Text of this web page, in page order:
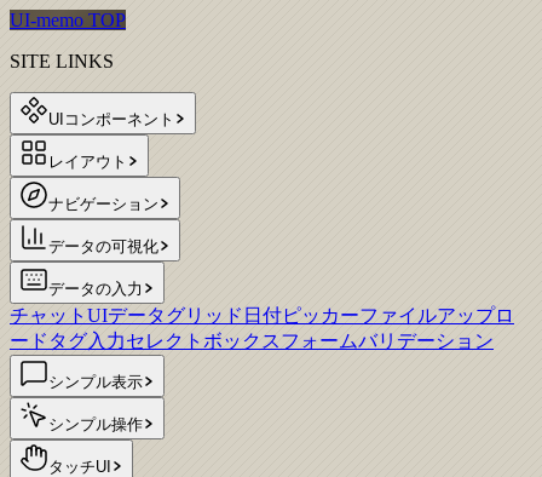
UI-memo TOP
SITE LINKS
UIコンポーネント
レイアウト
ナビゲーション
データの可視化
データの入力
チャットUIデータグリッド 日付ピッカーファイルアップロ
ード タグ入力セレクトボックスフォームバリデーション
シンプル表示
シンプル操作
タッチUI